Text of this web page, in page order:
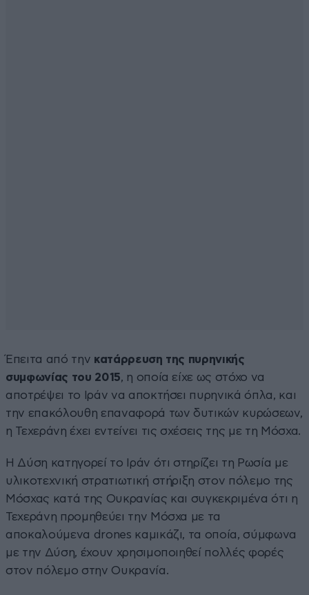
Έπειτα από την κατάρρευση της πυρηνικής
συμφωνίας του 2015, η οποία είχε ως στόχο να
αποτρέψει το Ιράν να αποκτήσει πυρηνικά όπλα, και
την επακόλουθη επαναφορά των δυτικών κυρώσεων,
η Τεχεράνη έχει εντείνει τις σχέσεις της με τη Μόσχα.
Η Δύση κατηγορεί το Ιράν ότι στηρίζει τη Ρωσία με
υλικοτεχνική στρατιωτική στήριξη στον πόλεμο της
Μόσχας κατά της Ουκρανίας και συγκεκριμένα ότι η
Τεχεράνη προμηθεύει την Μόσχα με τα
αποκαλούμενα drones καμικάζι, τα οποία, σύμφωνα
με την Δύση, έχουν χρησιμοποιηθεί πολλές φορές
στον πόλεμο στην Ουκρανία.